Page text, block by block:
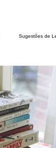
Sugestões de